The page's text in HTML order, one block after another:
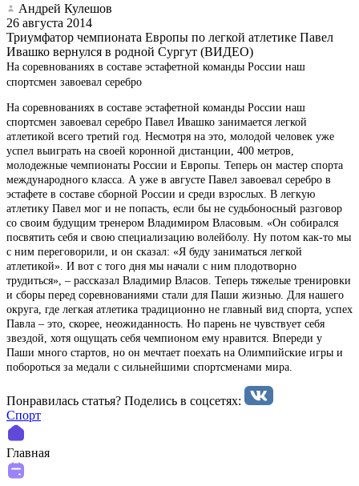
Андрей Кулешов
26 августа 2014
Триумфатор чемпионата Европы по легкой атлетике Павел
Ивашко вернулся в родной Сургут (ВИДЕО)
На соревнованиях в составе эстафетной команды России наш
спортсмен завоевал серебро
На соревнованиях в составе эстафетной команды России наш
спортсмен завоевал серебро Павел Ивашко занимается легкой
атлетикой всего третий год. Несмотря на это, молодой человек уже
успел выиграть на своей коронной дистанции, 400 метров,
молодежные чемпионаты России и Европы. Теперь он мастер спорта
международного класса. А уже в августе Павел завоевал серебро в
эстафете в составе сборной России и среди взрослых. В легкую
атлетику Павел мог и не попасть, если бы не судьбоносный разговор
со своим будущим тренером Владимиром Власовым. «Он собирался
посвятить себя и свою специализацию волейболу. Ну потом как-то мы
с ним переговорили, и он сказал: «Я буду заниматься легкой
атлетикой». И вот с того дня мы начали с ним плодотворно
трудиться», – рассказал Владимир Власов. Теперь тяжелые тренировки
и сборы перед соревнованиями стали для Паши жизнью. Для нашего
округа, где легкая атлетика традиционно не главный вид спорта, успех
Павла – это, скорее, неожиданность. Но парень не чувствует себя
звездой, хотя ощущать себя чемпионом ему нравится. Впереди у
Паши много стартов, но он мечтает поехать на Олимпийские игры и
побороться за медали с сильнейшими спортсменами мира.
Понравилась статья? Поделиcь в соцсетях:
Спорт
Главная